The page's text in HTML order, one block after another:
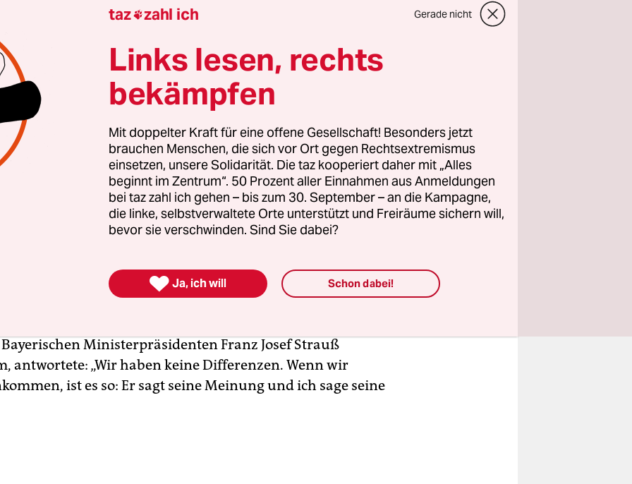
Freud veröffentlichte im Jahr 1901 eine Studie mit dem
„Zur Psychopathologie des Alltagslebens“. Darin behauptet
alltägliche Fehlleistungen, beispielsweise etwas zu
sich zu verschreiben, vor allem aber das Versprechen
Absichten ausdrücken. (Jenes seitdem „freudscher
genannte Phänomen auf die Spitze treibt ein im Original
Witz, in dessen Pointe ein Mann beim Frühstück zu
anstatt „gib mir bitte mal die Butter, Schatz“ sagt: „Du
mein Leben ruiniert.“)
öffentlichen Gedächtnis. Etwa so wie beim ehemaligen
Oberbürgermeister Erich Kiesl, der dem Bayerischen
Ministerpräsidenten Franz Josef Strauß
antwortete: „Wir haben keine Differenzen. Wenn wir
ist es so: Er sagt seine Meinung und ich sage seine
taz zahl ich Gerade nicht
Links lesen, rechts
bekämpfen
Mit doppelter Kraft für eine offene Gesellschaft! Besonders jetzt
brauchen Menschen, die sich vor Ort gegen Rechtsextremismus
einsetzen, unsere Solidarität. Die taz kooperiert daher mit „Alles
beginnt im Zentrum“. 50 Prozent aller Einnahmen aus Anmeldungen
bei taz zahl ich gehen – bis zum 30. September – an die Kampagne,
die linke, selbstverwaltete Orte unterstützt und Freiräume sichern will,
bevor sie verschwinden. Sind Sie dabei?
 Ja, ich will Schon dabei!